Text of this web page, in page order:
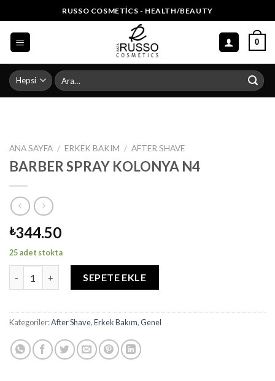
to
content
RUSSO COSMETICS - HEALTH/BEAUTY
0
Ara:
ANA SAYFA / ERKEK BAKIM / AFTER SHAVE
BARBER SPRAY KOLONYA N4
₺344.50
25 adet stokta
SEPETE EKLE
Kategoriler:After Shave,Erkek Bakım,Genel